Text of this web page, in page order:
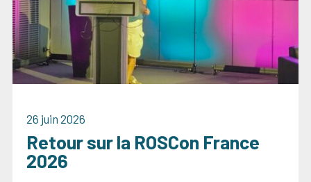
26 juin 2026
Retour sur la ROSCon France
2026